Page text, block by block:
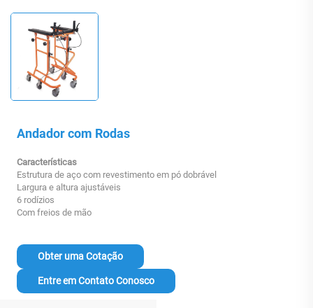
Andador com Rodas
Características
Estrutura de aço com revestimento em pó dobrável
Largura e altura ajustáveis
6 rodízios
Com freios de mão
Obter uma Cotação
Entre em Contato Conosco